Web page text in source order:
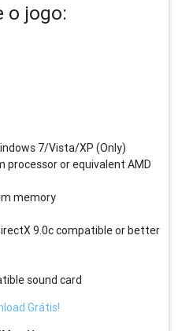
o jogo:
7/Vista/XP (Only)
processor or equivalent AMD
memory
9.0c compatible or better
sound card